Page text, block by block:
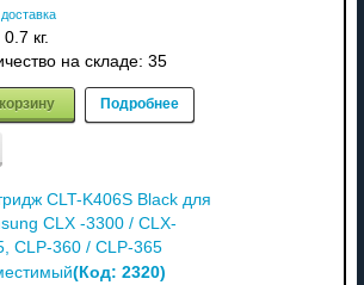
доставка
0.7 кг.
на складе: 35
Подробнее
CLT-K406S Black для
CLX -3300 / CLX-
CLP-360 / CLP-365
(Код: 2320)